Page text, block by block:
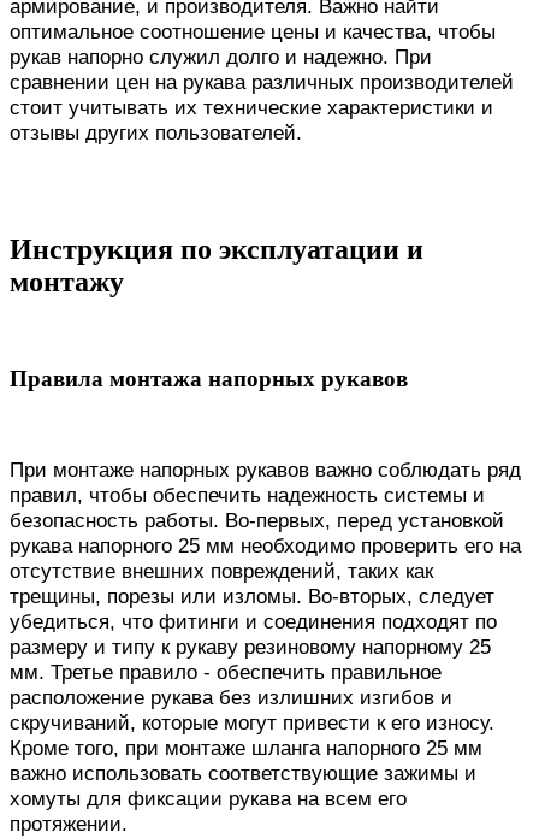
армирование, и производителя. Важно найти
оптимальное соотношение цены и качества, чтобы
рукав напорно служил долго и надежно. При
сравнении цен на рукава различных производителей
стоит учитывать их технические характеристики и
отзывы других пользователей.
Инструкция по эксплуатации и
монтажу
Правила монтажа напорных рукавов
При монтаже напорных рукавов важно соблюдать ряд
правил, чтобы обеспечить надежность системы и
безопасность работы. Во-первых, перед установкой
рукава напорного 25 мм необходимо проверить его на
отсутствие внешних повреждений, таких как
трещины, порезы или изломы. Во-вторых, следует
убедиться, что фитинги и соединения подходят по
размеру и типу к рукаву резиновому напорному 25
мм. Третье правило - обеспечить правильное
расположение рукава без излишних изгибов и
скручиваний, которые могут привести к его износу.
Кроме того, при монтаже шланга напорного 25 мм
важно использовать соответствующие зажимы и
хомуты для фиксации рукава на всем его
протяжении.